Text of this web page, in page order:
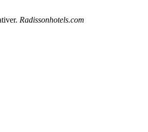
Radissonhotels.com